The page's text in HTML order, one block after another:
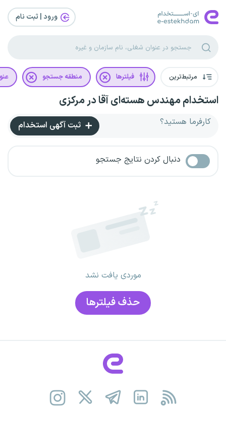
ورود | ثبت‌ نام
مرتبط‌ترین فیلترها منطقه جستجو
استخدام مهندس هسته‌ای آقا در مرکزی
کارفرما هستید؟ ثبت آگهی استخدام
دنبال کردن نتایج جستجو
موردی یافت نشد
حذف فیلتر‌ها